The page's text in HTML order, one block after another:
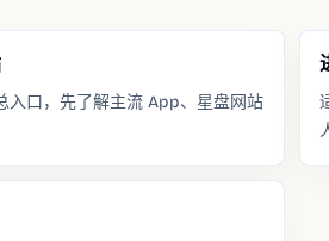
入口，先了解主流 App、星盘网站